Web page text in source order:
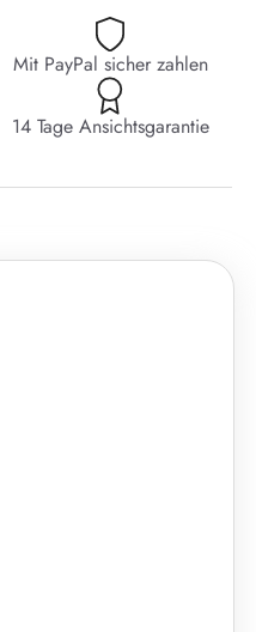
Mit PayPal sicher zahlen
14 Tage Ansichtsgarantie